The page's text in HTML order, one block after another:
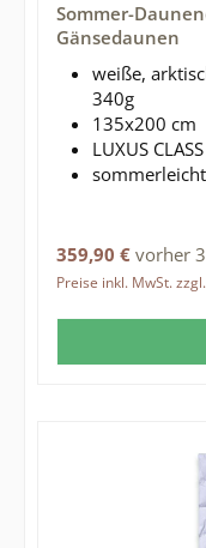
Sommer-
Gänsedaunen
weiße,
340g
135x200 cm
LUXUS CLASS
sommerleicht
Regulärer Preis:
359,90 € vorher
Preise inkl. MwSt.